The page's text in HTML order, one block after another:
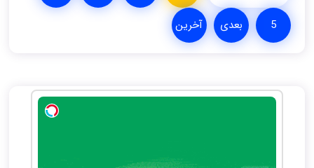
5 بعدی آخرین